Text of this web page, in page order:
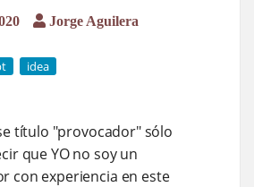
Jorge Aguilera
idea
título "provocador" sólo
que YO no soy un
con experiencia en este